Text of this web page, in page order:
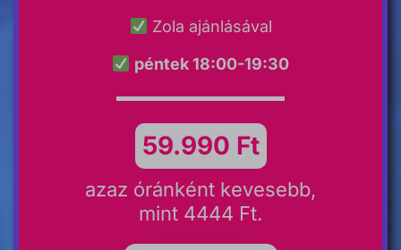
Zola ajánlásával
péntek 18:00-19:30
59.990 Ft
azaz óránként kevesebb,
mint 4444 Ft.